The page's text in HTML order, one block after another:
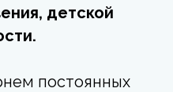
детской
постоянных